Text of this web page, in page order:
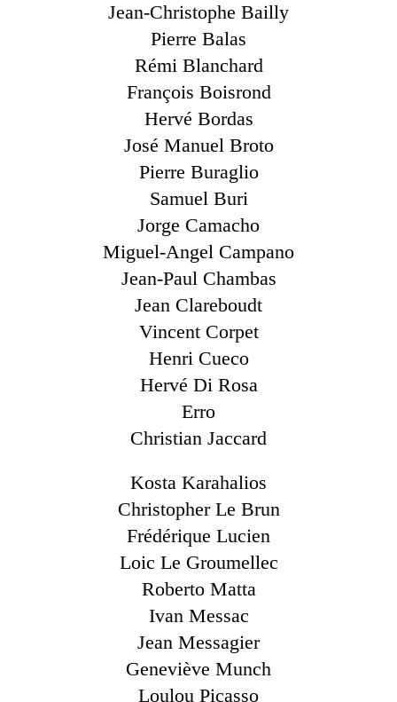
Jean-Christophe Bailly
Pierre Balas
Rémi Blanchard
François Boisrond
Hervé Bordas
José Manuel Broto
Pierre Buraglio
Samuel Buri
Jorge Camacho
Miguel-Angel Campano
Jean-Paul Chambas
Jean Clareboudt
Vincent Corpet
Henri Cueco
Hervé Di Rosa
Erro
Christian Jaccard
Kosta Karahalios
Christopher Le Brun
Frédérique Lucien
Loic Le Groumellec
Roberto Matta
Ivan Messac
Jean Messagier
Geneviève Munch
Loulou Picasso